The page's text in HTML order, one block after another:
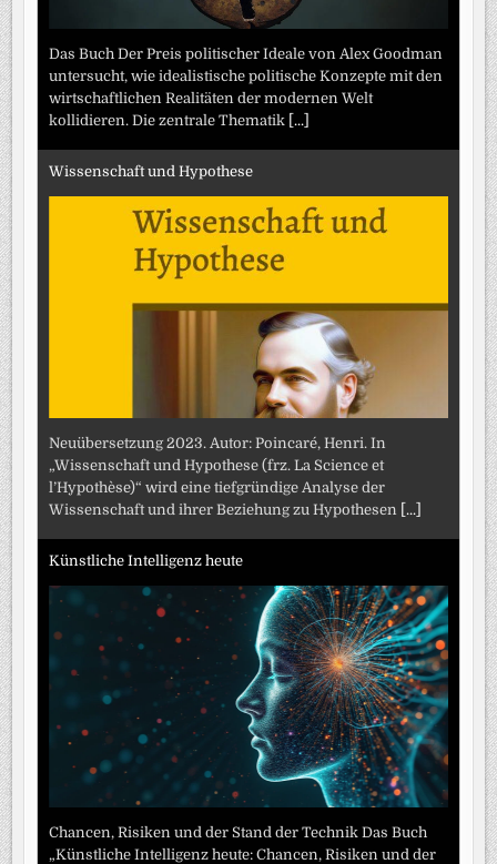
Das Buch Der Preis politischer Ideale von Alex Goodman
untersucht, wie idealistische politische Konzepte mit den
wirtschaftlichen Realitäten der modernen Welt
kollidieren. Die zentrale Thematik [...]
Wissenschaft und Hypothese
Neuübersetzung 2023. Autor: Poincaré, Henri. In
„Wissenschaft und Hypothese (frz. La Science et
l’Hypothèse)“ wird eine tiefgründige Analyse der
Wissenschaft und ihrer Beziehung zu Hypothesen [...]
Künstliche Intelligenz heute
Chancen, Risiken und der Stand der Technik Das Buch
„Künstliche Intelligenz heute: Chancen, Risiken und der